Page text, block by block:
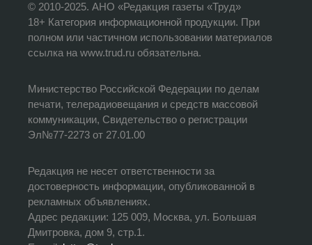
© 2010-2025. АНО «Редакция газеты «Труд»
18+ Категория информационной продукции. При
полном или частичном использовании материалов
ссылка на www.trud.ru обязательна.
Министерство Российской Федерации по делам
печати, телерадиовещания и средств массовой
коммуникации, Свидетельство о регистрации
Эл№77-2273 от 27.01.00
Редакция не несет ответственности за
достоверность информации, опубликованной в
рекламных объявлениях.
Адрес редакции: 125 009, Москва, ул. Большая
Дмитровка, дом 9, стр.1.